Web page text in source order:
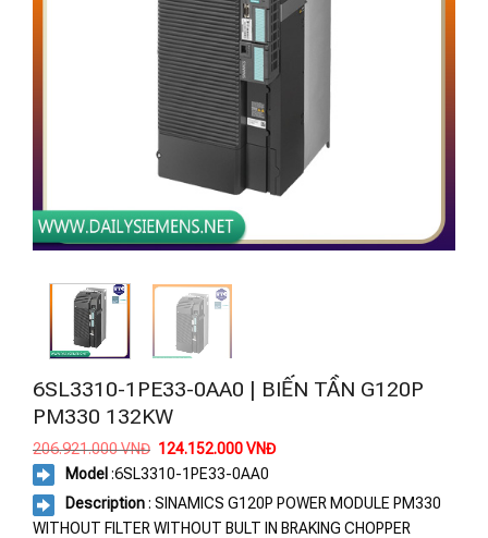
6SL3310-1PE33-0AA0 | BIẾN TẦN G120P
PM330 132KW
206.921.000VNĐ Giá
là:
206.921.000 VNĐ.
124.152.000VNĐGiá
là:
124.152.000 VNĐ.
Model :6SL3310-1PE33-0AA0
Description: SINAMICS G120P POWER MODULE PM330
WITHOUT FILTER WITHOUT BULT IN BRAKING CHOPPER